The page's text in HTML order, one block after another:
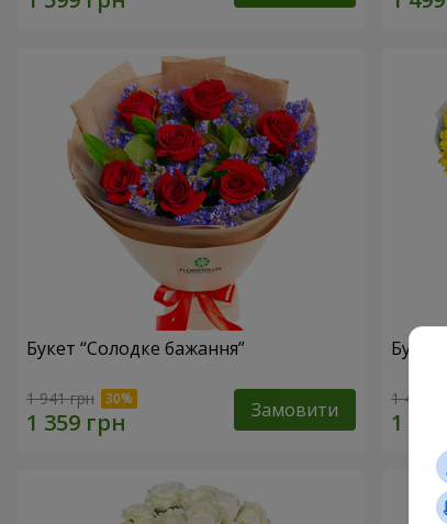
Букет “Солодке бажання”
1 941 грн Замовити
Букет
1 449